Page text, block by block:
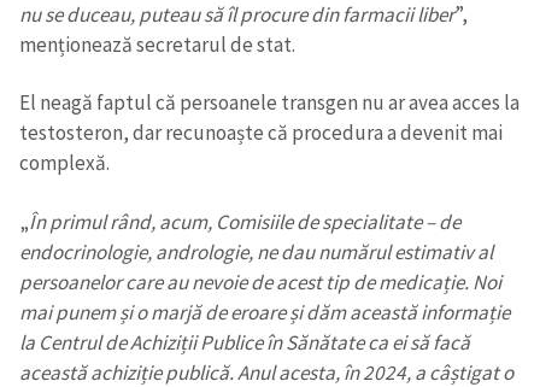
nu se duceau, puteau să îl procure din farmacii liber”,
menționează secretarul de stat.
El neagă faptul că persoanele transgen nu ar avea acces la
testosteron, dar recunoaște că procedura a devenit mai
complexă.
„În primul rând, acum, Comisiile de specialitate – de
endocrinologie, andrologie, ne dau numărul estimativ al
persoanelor care au nevoie de acest tip de medicație. Noi
mai punem și o marjă de eroare și dăm această informație
la Centrul de Achiziții Publice în Sănătate ca ei să facă
această achiziție publică. Anul acesta, în 2024, a câștigat o